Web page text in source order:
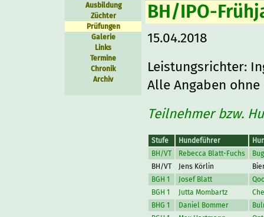
Ausbildung
Züchter
Prüfungen
Galerie
Links
Termine
Chronik
Archiv
BH/IPO-
15.04.2018
Leistungsrichter:
Alle Angaben ohne
Teilnehmer bzw.
Stufe Hundeführer
BH/VT
Rebecca Blatt-Fuchs
BH/VT
Jens Körlin
BGH 1
Josef Blatt
BGH 1
Jutta Mombartz
BHG 1
Daniel Bommer